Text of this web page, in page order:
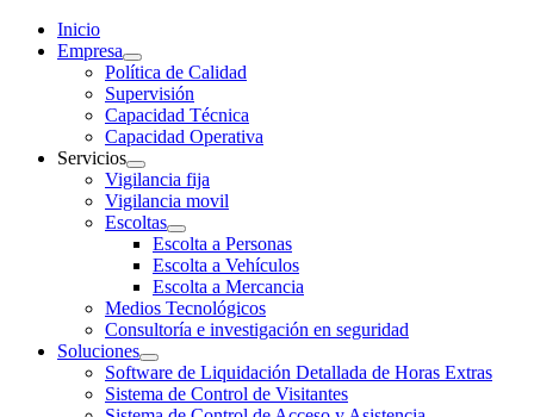
Inicio
Empresa
Política de Calidad
Supervisión
Capacidad Técnica
Capacidad Operativa
Servicios
Vigilancia fija
Vigilancia movil
Escoltas
Escolta a Personas
Escolta a Vehículos
Escolta a Mercancia
Medios Tecnológicos
Consultoría e investigación en seguridad
Soluciones
Software de Liquidación Detallada de Horas Extras
Sistema de Control de Visitantes